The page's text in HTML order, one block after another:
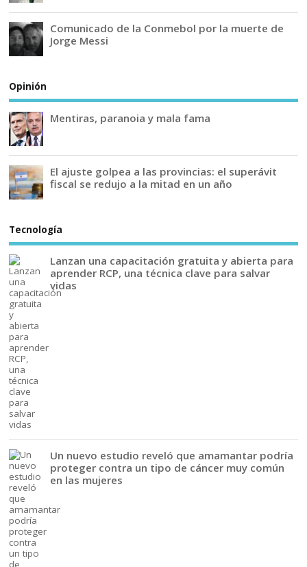
Comunicado de la Conmebol por la muerte de
Jorge Messi
Opinión
Mentiras, paranoia y mala fama
El ajuste golpea a las provincias: el superávit
fiscal se redujo a la mitad en un año
Tecnología
Lanzan una capacitación gratuita y abierta para
aprender RCP, una técnica clave para salvar
vidas
Un nuevo estudio reveló que amamantar podría
proteger contra un tipo de cáncer muy común
en las mujeres